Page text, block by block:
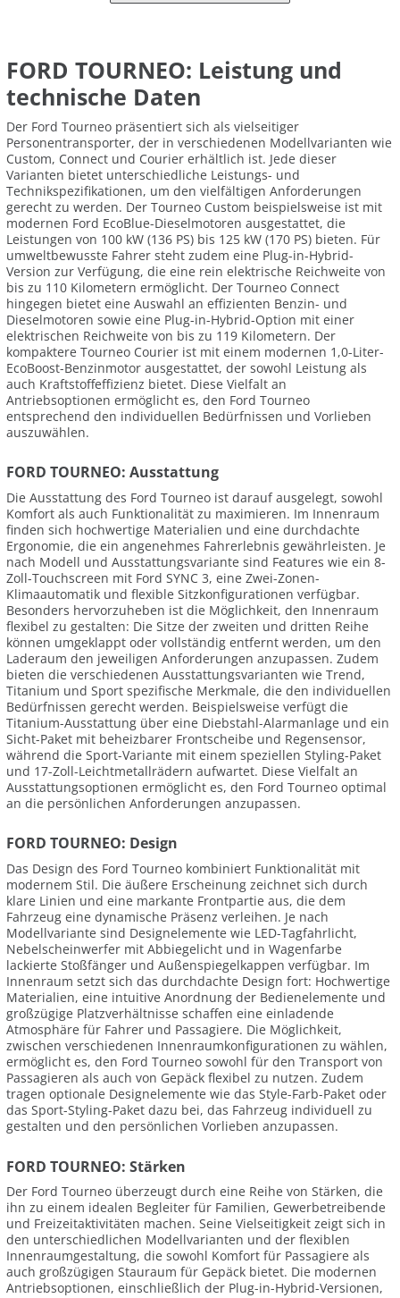
FORD TOURNEO: Leistung und
technische Daten
Der Ford Tourneo präsentiert sich als vielseitiger
Personentransporter, der in verschiedenen Modellvarianten wie
Custom, Connect und Courier erhältlich ist. Jede dieser
Varianten bietet unterschiedliche Leistungs- und
Technikspezifikationen, um den vielfältigen Anforderungen
gerecht zu werden. Der Tourneo Custom beispielsweise ist mit
modernen Ford EcoBlue-Dieselmotoren ausgestattet, die
Leistungen von 100 kW (136 PS) bis 125 kW (170 PS) bieten. Für
umweltbewusste Fahrer steht zudem eine Plug-in-Hybrid-
Version zur Verfügung, die eine rein elektrische Reichweite von
bis zu 110 Kilometern ermöglicht. Der Tourneo Connect
hingegen bietet eine Auswahl an effizienten Benzin- und
Dieselmotoren sowie eine Plug-in-Hybrid-Option mit einer
elektrischen Reichweite von bis zu 119 Kilometern. Der
kompaktere Tourneo Courier ist mit einem modernen 1,0-Liter-
EcoBoost-Benzinmotor ausgestattet, der sowohl Leistung als
auch Kraftstoffeffizienz bietet. Diese Vielfalt an
Antriebsoptionen ermöglicht es, den Ford Tourneo
entsprechend den individuellen Bedürfnissen und Vorlieben
auszuwählen.
FORD TOURNEO: Ausstattung
Die Ausstattung des Ford Tourneo ist darauf ausgelegt, sowohl
Komfort als auch Funktionalität zu maximieren. Im Innenraum
finden sich hochwertige Materialien und eine durchdachte
Ergonomie, die ein angenehmes Fahrerlebnis gewährleisten. Je
nach Modell und Ausstattungsvariante sind Features wie ein 8-
Zoll-Touchscreen mit Ford SYNC 3, eine Zwei-Zonen-
Klimaautomatik und flexible Sitzkonfigurationen verfügbar.
Besonders hervorzuheben ist die Möglichkeit, den Innenraum
flexibel zu gestalten: Die Sitze der zweiten und dritten Reihe
können umgeklappt oder vollständig entfernt werden, um den
Laderaum den jeweiligen Anforderungen anzupassen. Zudem
bieten die verschiedenen Ausstattungsvarianten wie Trend,
Titanium und Sport spezifische Merkmale, die den individuellen
Bedürfnissen gerecht werden. Beispielsweise verfügt die
Titanium-Ausstattung über eine Diebstahl-Alarmanlage und ein
Sicht-Paket mit beheizbarer Frontscheibe und Regensensor,
während die Sport-Variante mit einem speziellen Styling-Paket
und 17-Zoll-Leichtmetallrädern aufwartet. Diese Vielfalt an
Ausstattungsoptionen ermöglicht es, den Ford Tourneo optimal
an die persönlichen Anforderungen anzupassen.
FORD TOURNEO: Design
Das Design des Ford Tourneo kombiniert Funktionalität mit
modernem Stil. Die äußere Erscheinung zeichnet sich durch
klare Linien und eine markante Frontpartie aus, die dem
Fahrzeug eine dynamische Präsenz verleihen. Je nach
Modellvariante sind Designelemente wie LED-Tagfahrlicht,
Nebelscheinwerfer mit Abbiegelicht und in Wagenfarbe
lackierte Stoßfänger und Außenspiegelkappen verfügbar. Im
Innenraum setzt sich das durchdachte Design fort: Hochwertige
Materialien, eine intuitive Anordnung der Bedienelemente und
großzügige Platzverhältnisse schaffen eine einladende
Atmosphäre für Fahrer und Passagiere. Die Möglichkeit,
zwischen verschiedenen Innenraumkonfigurationen zu wählen,
ermöglicht es, den Ford Tourneo sowohl für den Transport von
Passagieren als auch von Gepäck flexibel zu nutzen. Zudem
tragen optionale Designelemente wie das Style-Farb-Paket oder
das Sport-Styling-Paket dazu bei, das Fahrzeug individuell zu
gestalten und den persönlichen Vorlieben anzupassen.
FORD TOURNEO: Stärken
Der Ford Tourneo überzeugt durch eine Reihe von Stärken, die
ihn zu einem idealen Begleiter für Familien, Gewerbetreibende
und Freizeitaktivitäten machen. Seine Vielseitigkeit zeigt sich in
den unterschiedlichen Modellvarianten und der flexiblen
Innenraumgestaltung, die sowohl Komfort für Passagiere als
auch großzügigen Stauraum für Gepäck bietet. Die modernen
Antriebsoptionen, einschließlich der Plug-in-Hybrid-Versionen,